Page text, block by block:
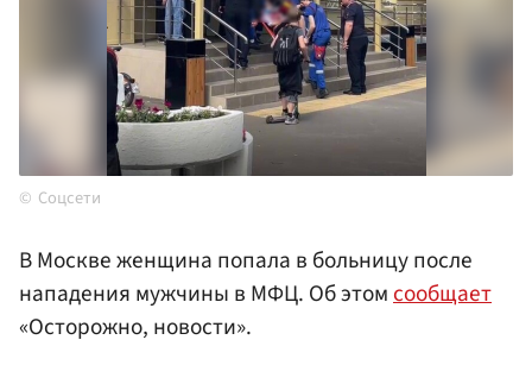
Соцсети
В Москве женщина попала в больницу после
нападения мужчины в МФЦ. Об этомсообщает
«Осторожно, новости».